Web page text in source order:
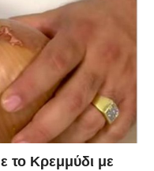
το Κρεμμύδι με